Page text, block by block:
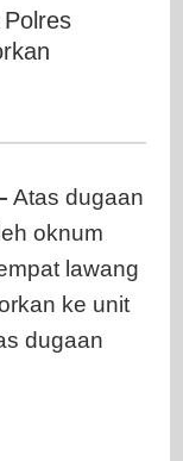
Resmi
di
Laporkan
Atas dugaan
oknum
lawang
ke unit
dugaan